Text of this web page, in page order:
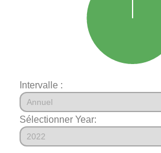
Intervalle :
Sélectionner Year: